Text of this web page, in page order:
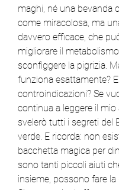
maghi, né una bevanda
come miracolosa, ma
davvero efficace, che
migliorare il
sconfiggere la pigrizia.
funziona esattamente?
controindicazioni? Se
continua a leggere il mio
svelerò tutti i segreti del
verde. E ricorda: non
bacchetta magica per
sono tanti piccoli aiuti
insieme, possono fare la